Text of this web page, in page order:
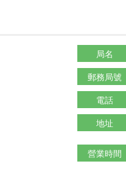
局名
郵務局號
電話
地址
營業時間